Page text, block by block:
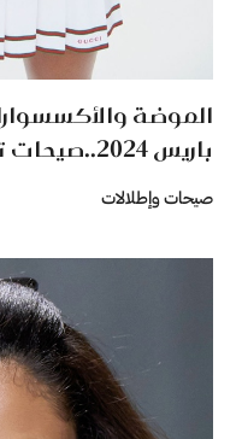
الموضة
باريس 2024..صيحات تخطّت إبداعات الأناقة
صيحات وإطلالات